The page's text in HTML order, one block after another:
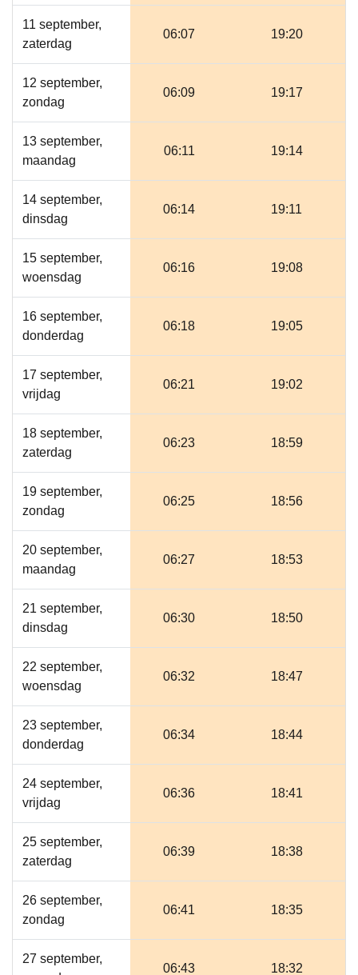
11 september,
zaterdag
06:07 19:20
12 september,
zondag
06:09 19:17
13 september,
maandag
06:11 19:14
14 september,
dinsdag
06:14 19:11
15 september,
woensdag
06:16 19:08
16 september,
donderdag
06:18 19:05
17 september,
vrijdag
06:21 19:02
18 september,
zaterdag
06:23 18:59
19 september,
zondag
06:25 18:56
20 september,
maandag
06:27 18:53
21 september,
dinsdag
06:30 18:50
22 september,
woensdag
06:32 18:47
23 september,
donderdag
06:34 18:44
24 september,
vrijdag
06:36 18:41
25 september,
zaterdag
06:39 18:38
26 september,
zondag
06:41 18:35
27 september,
06:43 18:32